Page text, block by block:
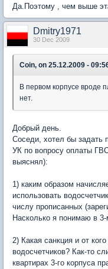
Да.Поэтому , чем выше
Dmitry1971
30 Dec 2009
Coin, on 25.12.2009 -
В первом корпусе вроде
нет.
Добрый день.
Соседи, хотел бы задать
УК по вопросу оплаты
выяснял):
1) каким образом
использовать
числу прописанных
Насколько я понимаю в
2) Какая санкция и от
водосчетчиков? Как-то
квартирах 3-го корпуса